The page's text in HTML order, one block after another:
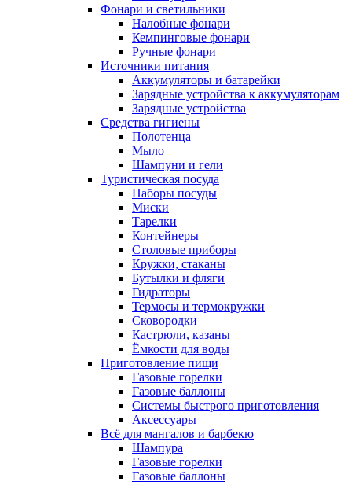
Фонари и светильники
Налобные фонари
Кемпинговые фонари
Ручные фонари
Источники питания
Аккумуляторы и батарейки
Зарядные устройства к аккумуляторам
Зарядные устройства
Средства гигиены
Полотенца
Мыло
Шампуни и гели
Туристическая посуда
Наборы посуды
Миски
Тарелки
Контейнеры
Столовые приборы
Кружки, стаканы
Бутылки и фляги
Гидраторы
Термосы и термокружки
Сковородки
Кастрюли, казаны
Ёмкости для воды
Приготовление пищи
Газовые горелки
Газовые баллоны
Системы быстрого приготовления
Аксессуары
Всё для мангалов и барбекю
Шампура
Газовые горелки
Газовые баллоны